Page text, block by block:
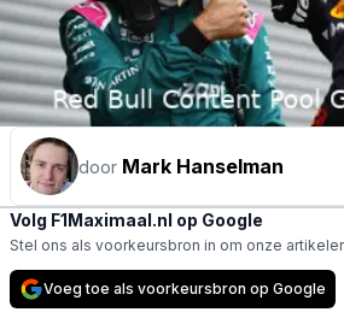
door Mark Hanselman
Volg F1Maximaal.nl op Google
Stel ons als voorkeursbron in om onze
Voeg toe als voorkeursbron op Google